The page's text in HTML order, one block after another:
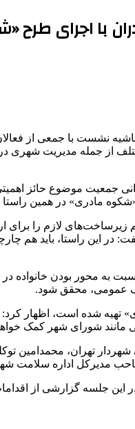
با اجرای طرح
نشست با جمعی از فعالان
از جمله مدیریت شهری
جمعیت موضوع حائز
مادری» در همین راستا
هم زیرساخت‌های لازم را
در این راستا، باید هم
به محور بودن خانواده
عمومی، محقق شود.
تهیه شده است، اظهار
مانند شورای شهر کمک
تهران، محمدامین
مدیرکل اداره سلامت
جلسه گزارشی از